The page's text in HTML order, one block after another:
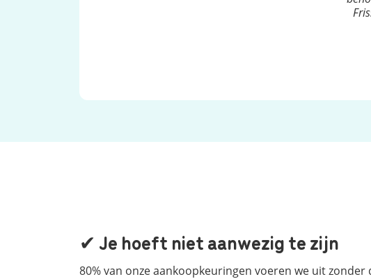
✔ Je hoeft niet aanwezig te zijn
80% van onze aankoopkeuringen voeren we uit zonder